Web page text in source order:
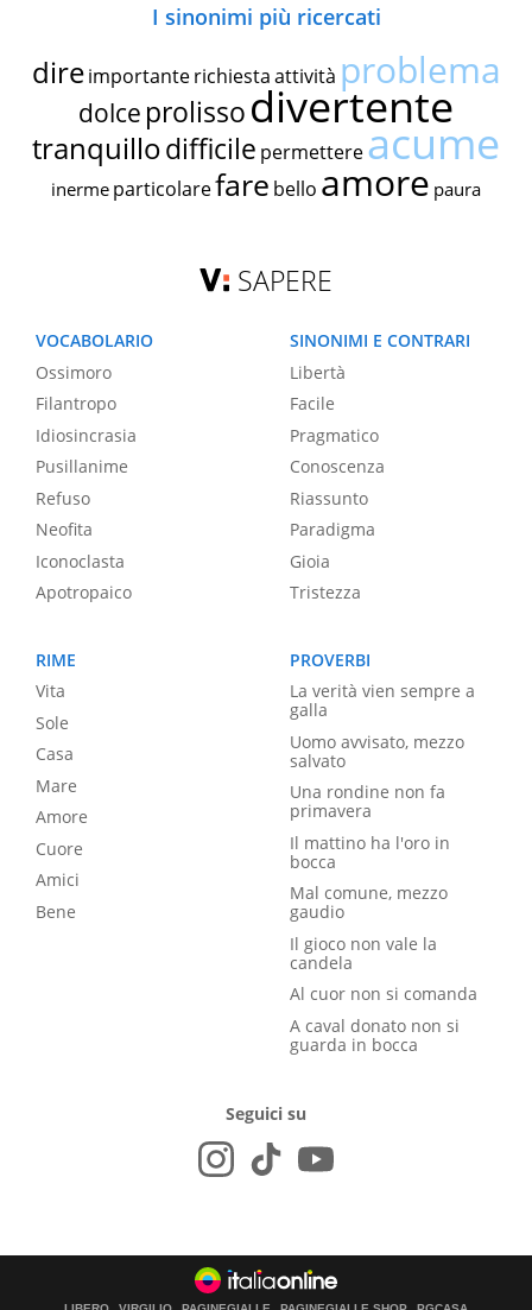
I sinonimi più ricercati
dire importante richiestaattività problema
dolce prolissodivertente
tranquillodifficile permettereacume
inerme particolarefare bello amore paura
SAPERE
VOCABOLARIO
Ossimoro
Filantropo
Idiosincrasia
Pusillanime
Refuso
Neofita
Iconoclasta
Apotropaico
SINONIMI E CONTRARI
Libertà
Facile
Pragmatico
Conoscenza
Riassunto
Paradigma
Gioia
Tristezza
RIME
Vita
Sole
Casa
Mare
Amore
Cuore
Amici
Bene
PROVERBI
La verità vien sempre a
galla
Uomo avvisato, mezzo
salvato
Una rondine non fa
primavera
Il mattino ha l'oro in
bocca
Mal comune, mezzo
gaudio
Il gioco non vale la
candela
Al cuor non si comanda
A caval donato non si
guarda in bocca
Seguici su